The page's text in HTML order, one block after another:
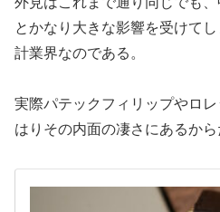
とかなり大きな影響を受けて
計業界なのである。
実際パテックフィリップやロ
はりその内面の凄さにあるから